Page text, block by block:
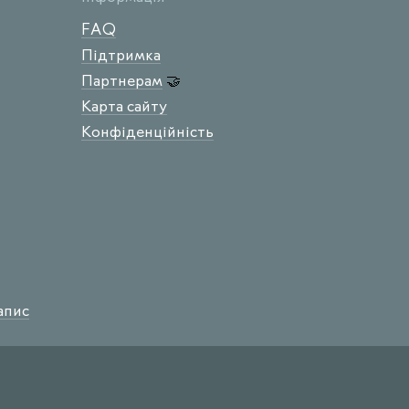
FAQ
Підтримка
Партнерам 🤝
Карта сайту
Конфіденційність